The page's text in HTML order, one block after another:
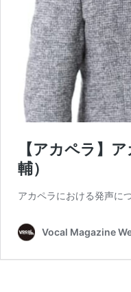
【アカペラ】
輔）
アカペラにおける発声に
Vocal Magazine